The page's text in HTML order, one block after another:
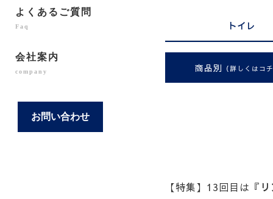
よくあるご質問
Faq
会社案内
company
お問い合わせ
トイレ
商品別 （詳しくはコ
【特集】13回目は『